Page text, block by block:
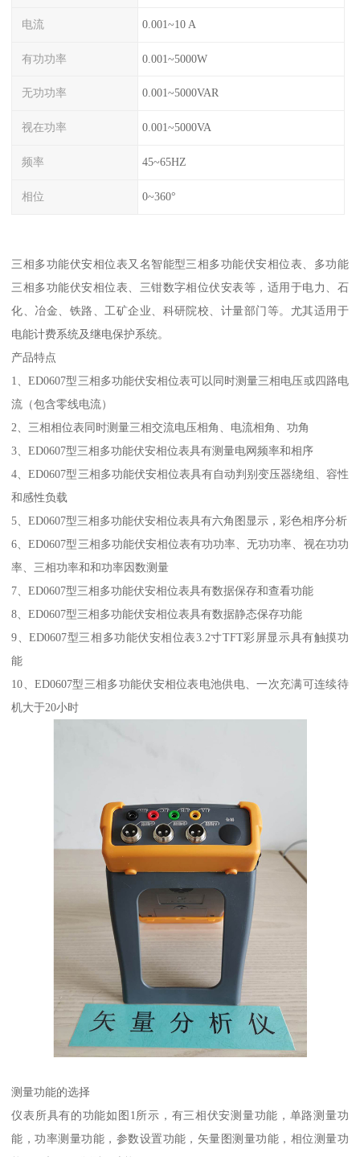
电流 0.001~10 A
有功功率 0.001~5000W
无功功率 0.001~5000VAR
视在功率 0.001~5000VA
频率 45~65HZ
相位 0~360°
三相多功能伏安相位表又名智能型三相多功能伏安相位表、多功能
三相多功能伏安相位表、三钳数字相位伏安表等，适用于电力、石
化、冶金、铁路、工矿企业、科研院校、计量部门等。尤其适用于
电能计费系统及继电保护系统。
产品特点
1、ED0607型三相多功能伏安相位表可以同时测量三相电压或四路电
流（包含零线电流）
2、三相相位表同时测量三相交流电压相角、电流相角、功角
3、ED0607型三相多功能伏安相位表具有测量电网频率和相序
4、ED0607型三相多功能伏安相位表具有自动判别变压器绕组、容性
和感性负载
5、ED0607型三相多功能伏安相位表具有六角图显示，彩色相序分析
6、ED0607型三相多功能伏安相位表有功功率、无功功率、视在功功
率、三相功率和和功率因数测量
7、ED0607型三相多功能伏安相位表具有数据保存和查看功能
8、ED0607型三相多功能伏安相位表具有数据静态保存功能
9、ED0607型三相多功能伏安相位表3.2寸TFT彩屏显示具有触摸功
能
10、ED0607型三相多功能伏安相位表电池供电、一次充满可连续待
机大于20小时
测量功能的选择
仪表所具有的功能如图1所示，有三相伏安测量功能，单路测量功
能，功率测量功能，参数设置功能，矢量图测量功能，相位测量功